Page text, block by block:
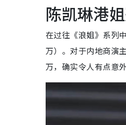
陈凯琳港
在过往《浪姐》系列
万）。对于内地商演
万，确实令人有点意